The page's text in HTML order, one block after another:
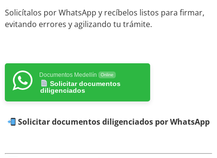
Solicítalos por WhatsApp y recíbelos listos para firmar,
evitando errores y agilizando tu trámite.
Documentos Medellín Online
Solicitar documentos
diligenciados
Solicitar documentos diligenciados por WhatsApp